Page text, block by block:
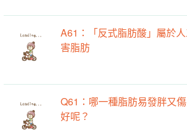
A61：「反式脂肪酸」屬於
害脂肪
Q61：哪一種脂肪易發胖又
好呢？